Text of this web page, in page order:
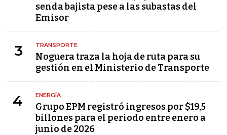
senda bajista pese a las subastas del
Emisor
3 TRANSPORTE
Noguera traza la hoja de ruta para su
gestión en el Ministerio de Transporte
4 ENERGÍA
Grupo EPM registró ingresos por $19,5
billones para el periodo entre enero a
junio de 2026